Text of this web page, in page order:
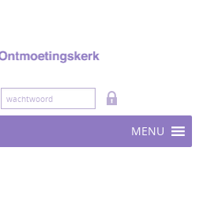
MENU